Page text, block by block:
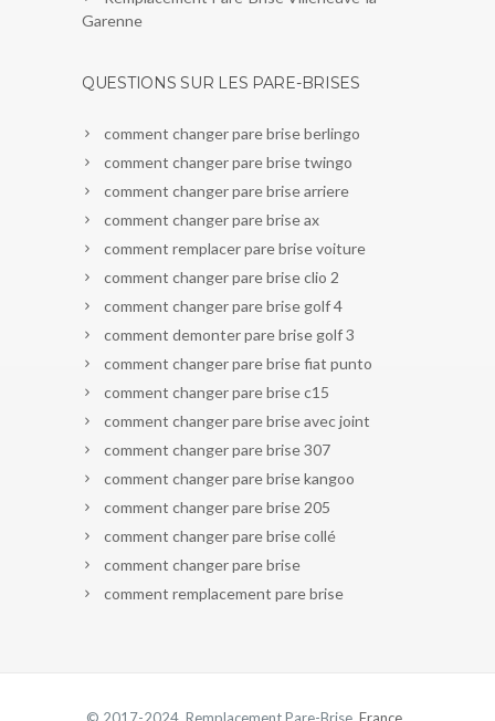
Garenne
QUESTIONS SUR LES PARE-BRISES
comment changer pare brise berlingo
comment changer pare brise twingo
comment changer pare brise arriere
comment changer pare brise ax
comment remplacer pare brise voiture
comment changer pare brise clio 2
comment changer pare brise golf 4
comment demonter pare brise golf 3
comment changer pare brise fiat punto
comment changer pare brise c15
comment changer pare brise avec joint
comment changer pare brise 307
comment changer pare brise kangoo
comment changer pare brise 205
comment changer pare brise collé
comment changer pare brise
comment remplacement pare brise